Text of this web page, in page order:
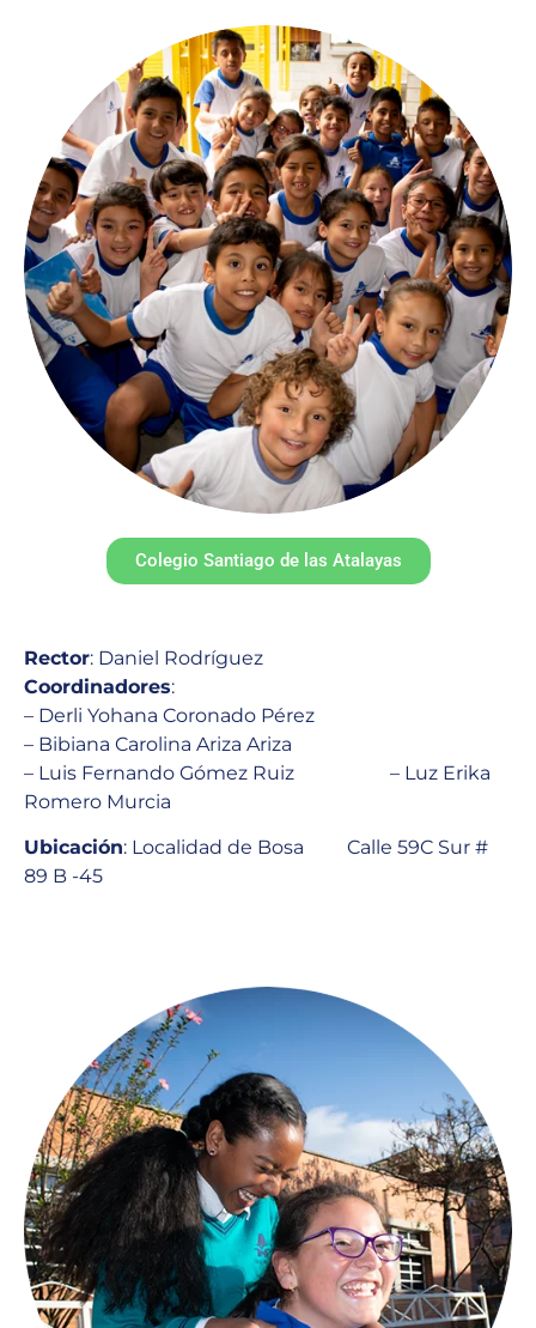
Colegio Santiago de las Atalayas
Rector: Daniel Rodríguez
Coordinadores:
– Derli Yohana Coronado Pérez
– Bibiana Carolina Ariza Ariza
– Luis Fernando Gómez Ruiz – Luz Erika
Romero Murcia
Ubicación: Localidad de Bosa Calle 59C Sur #
89 B -45